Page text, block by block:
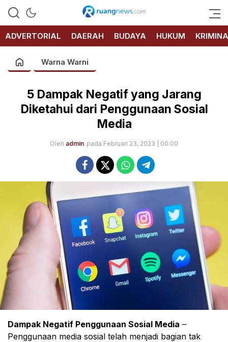
RUANG
NEWS
ADVERTORIAL
DAERAH BUDAYA HUKUM
Warna Warni
5 Dampak Negatif yang Jarang
Diketahui dari Penggunaan Sosial
Media
Oleh admin pada Februari 23, 2023 | 00:00
Dampak Negatif Penggunaan Sosial Media –
Penggunaan media sosial telah menjadi bagian tak